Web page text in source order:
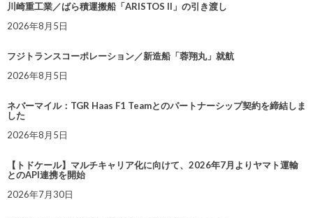
川崎重工業／ばら積運搬船「ARISTOS II」の引き渡し
2026年8月5日
フジトランスコーポレーション／新造船「蓉翔丸」就航
2026年8月5日
ネバーマイル：TGR Haas F1 Teamとのパートナーシップ契約を締結しま
した
2026年8月5日
【トドケール】マルチキャリア化に向けて、2026年7月よりヤマト運輸
とのAPI連携を開始
2026年7月30日